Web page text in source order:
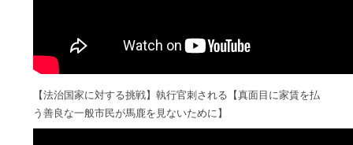
【法治国家に対する挑戦】執行官刺される【真面目に家賃を払
う善良な一般市民が馬鹿を見ないために】